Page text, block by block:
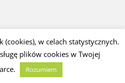
(cookies), w celach statystycznych.
plików cookies w Twojej
Rozumiem